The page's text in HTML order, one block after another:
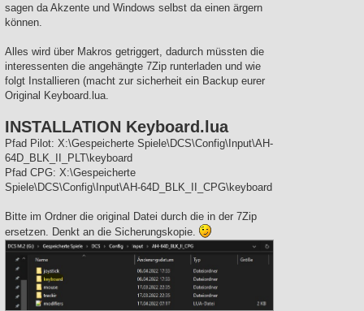
sagen da Akzente und Windows selbst da einen ärgern
können.
Alles wird über Makros getriggert, dadurch müssten die
interessenten die angehängte 7Zip runterladen und wie
folgt Installieren (macht zur sicherheit ein Backup eurer
Original Keyboard.lua.
INSTALLATION Keyboard.lua
Pfad Pilot: X:\Gespeicherte Spiele\DCS\Config\Input\AH-
64D_BLK_II_PLT\keyboard
Pfad CPG: X:\Gespeicherte
Spiele\DCS\Config\Input\AH-64D_BLK_II_CPG\keyboard
Bitte im Ordner die original Datei durch die in der 7Zip
ersetzen. Denkt an die Sicherungskopie.